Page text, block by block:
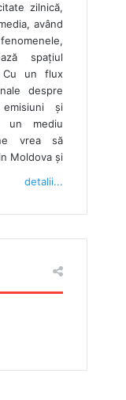
zilnică,
având
spațiul
Cu un flux
despre
și
un mediu
vrea să
Moldova şi
detalii...